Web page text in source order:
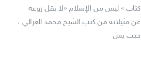
كتاب » ليس من الإسلام «لا يقل روعة
عن مثيلاته من كتب الشيخ محمد الغزالي ،
حيث يس